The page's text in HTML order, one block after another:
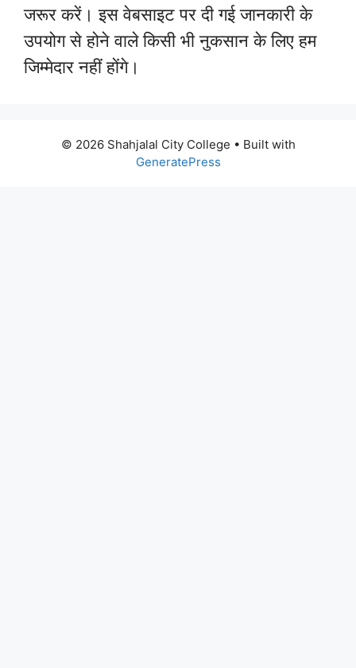
जरूर करें। इस वेबसाइट पर दी गई जानकारी के
उपयोग से होने वाले किसी भी नुकसान के लिए हम
जिम्मेदार नहीं होंगे।
© 2026 Shahjalal City College • Built with
GeneratePress